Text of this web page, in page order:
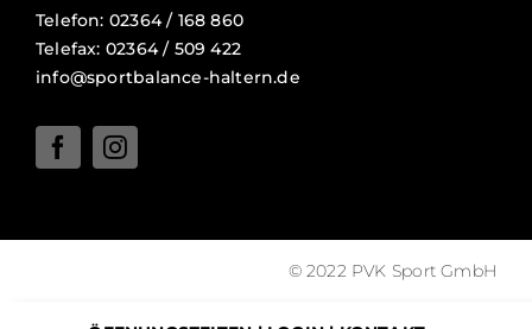
Telefon: 02364 / 168 860
Telefax: 02364 / 509 422
info@sportbalance-haltern.de
© 2022 PVK Sport GmbH